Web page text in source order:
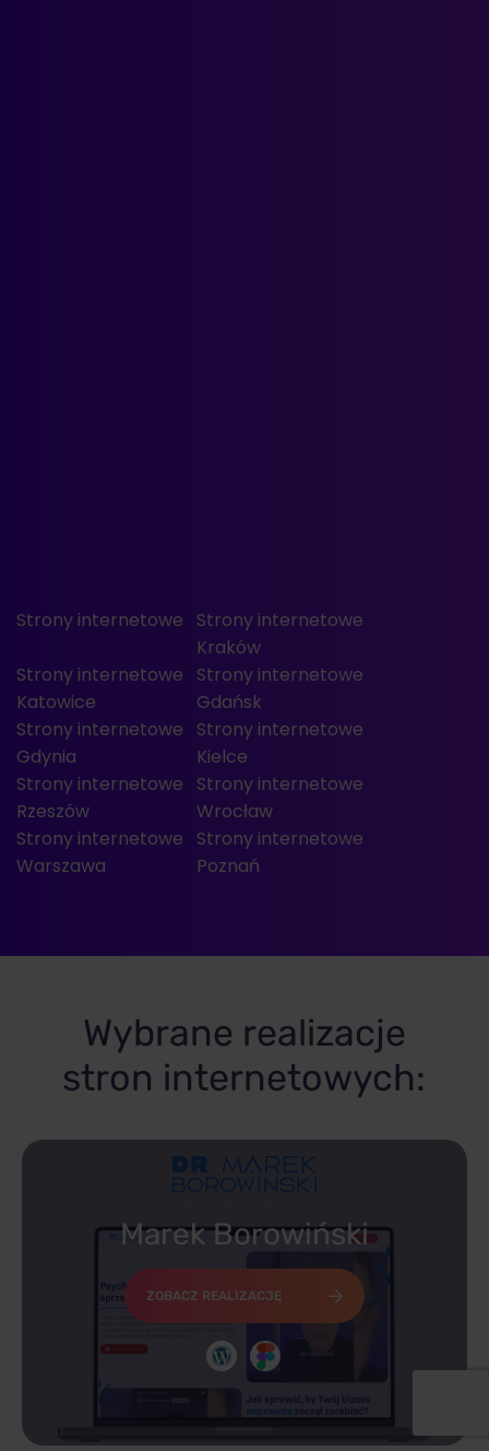
Strony internetowe
Strony internetowe
Kraków
Strony internetowe
Katowice
Strony internetowe
Gdańsk
Strony internetowe
Gdynia
Strony internetowe
Kielce
Strony internetowe
Rzeszów
Strony internetowe
Wrocław
Strony internetowe
Warszawa
Strony internetowe
Poznań
Wybrane realizacje
stron internetowych:
Marek Borowiński
ZOBACZ REALIZACJĘ